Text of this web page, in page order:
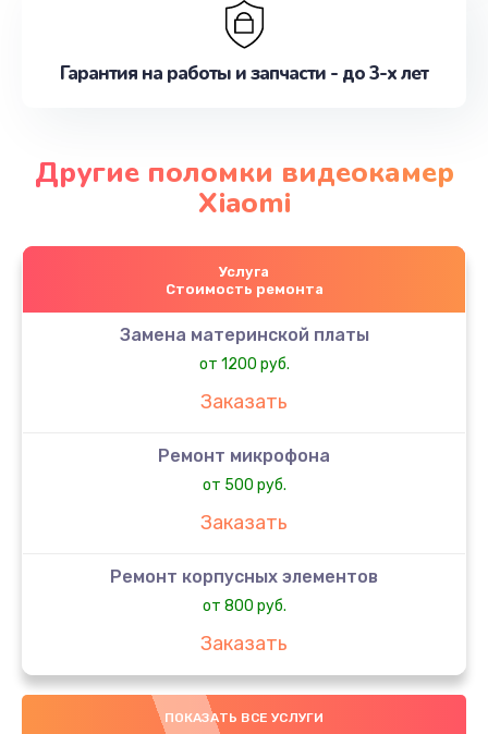
Гарантия на работы и запчасти - до 3-х лет
Другие поломки видеокамер
Xiaomi
Услуга
Стоимость ремонта
Замена материнской платы
от 1200 руб.
Заказать
Ремонт микрофона
от 500 руб.
Заказать
Ремонт корпусных элементов
от 800 руб.
Заказать
Ремонт сим-лотка
от 600 руб.
ПОКАЗАТЬ ВСЕ УСЛУГИ